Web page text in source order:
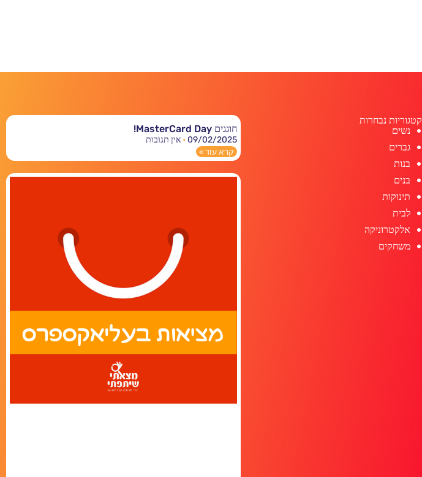
קטגוריות נבחרות
נשים
גברים
בנות
בנים
תינוקות
לבית
אלקטרוניקה
משחקים
חוגגים MasterCard Day!
09/02/2025 אין תגובות
קרא עוד »